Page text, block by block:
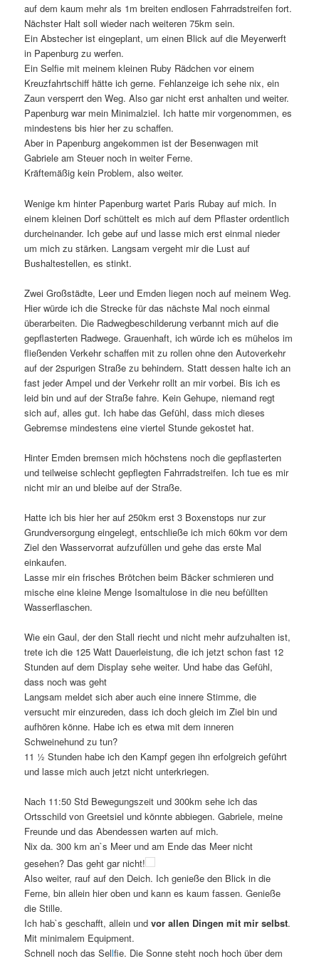
auf dem kaum mehr als 1m breiten endlosen Fahrradstreifen fort.
Nächster Halt soll wieder nach weiteren 75km sein.
Ein Abstecher ist eingeplant, um einen Blick auf die Meyerwerft
in Papenburg zu werfen.
Ein Selfie mit meinem kleinen Ruby Rädchen vor einem
Kreuzfahrtschiff hätte ich gerne. Fehlanzeige ich sehe nix, ein
Zaun versperrt den Weg. Also gar nicht erst anhalten und weiter.
Papenburg war mein Minimalziel. Ich hatte mir vorgenommen, es
mindestens bis hier her zu schaffen.
Aber in Papenburg angekommen ist der Besenwagen mit
Gabriele am Steuer noch in weiter Ferne.
Kräftemäßig kein Problem, also weiter.
Wenige km hinter Papenburg wartet Paris Rubay auf mich. In
einem kleinen Dorf schüttelt es mich auf dem Pflaster ordentlich
durcheinander. Ich gebe auf und lasse mich erst einmal nieder
um mich zu stärken. Langsam vergeht mir die Lust auf
Bushaltestellen, es stinkt.
Zwei Großstädte, Leer und Emden liegen noch auf meinem Weg.
Hier würde ich die Strecke für das nächste Mal noch einmal
überarbeiten. Die Radwegbeschilderung verbannt mich auf die
gepflasterten Radwege. Grauenhaft, ich würde ich es mühelos im
fließenden Verkehr schaffen mit zu rollen ohne den Autoverkehr
auf der 2spurigen Straße zu behindern. Statt dessen halte ich an
fast jeder Ampel und der Verkehr rollt an mir vorbei. Bis ich es
leid bin und auf der Straße fahre. Kein Gehupe, niemand regt
sich auf, alles gut. Ich habe das Gefühl, dass mich dieses
Gebremse mindestens eine viertel Stunde gekostet hat.
Hinter Emden bremsen mich höchstens noch die gepflasterten
und teilweise schlecht gepflegten Fahrradstreifen. Ich tue es mir
nicht mir an und bleibe auf der Straße.
Hatte ich bis hier her auf 250km erst 3 Boxenstops nur zur
Grundversorgung eingelegt, entschließe ich mich 60km vor dem
Ziel den Wasservorrat aufzufüllen und gehe das erste Mal
einkaufen.
Lasse mir ein frisches Brötchen beim Bäcker schmieren und
mische eine kleine Menge Isomaltulose in die neu befüllten
Wasserflaschen.
Wie ein Gaul, der den Stall riecht und nicht mehr aufzuhalten ist,
trete ich die 125 Watt Dauerleistung, die ich jetzt schon fast 12
Stunden auf dem Display sehe weiter. Und habe das Gefühl,
dass noch was geht
Langsam meldet sich aber auch eine innere Stimme, die
versucht mir einzureden, dass ich doch gleich im Ziel bin und
aufhören könne. Habe ich es etwa mit dem inneren
Schweinehund zu tun?
11 ½ Stunden habe ich den Kampf gegen ihn erfolgreich geführt
und lasse mich auch jetzt nicht unterkriegen.
Nach 11:50 Std Bewegungszeit und 300km sehe ich das
Ortsschild von Greetsiel und könnte abbiegen. Gabriele, meine
Freunde und das Abendessen warten auf mich.
Nix da. 300 km an`s Meer und am Ende das Meer nicht
gesehen? Das geht gar nicht!
Also weiter, rauf auf den Deich. Ich genieße den Blick in die
Ferne, bin allein hier oben und kann es kaum fassen. Genieße
die Stille.
Ich hab`s geschafft, allein undvor allen Dingen mit mir selbst.
Mit minimalem Equipment.
Schnell noch das Sellfie. Die Sonne steht noch hoch über dem